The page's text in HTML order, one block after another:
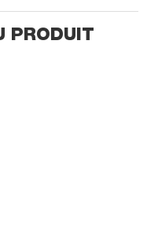
PRODUIT